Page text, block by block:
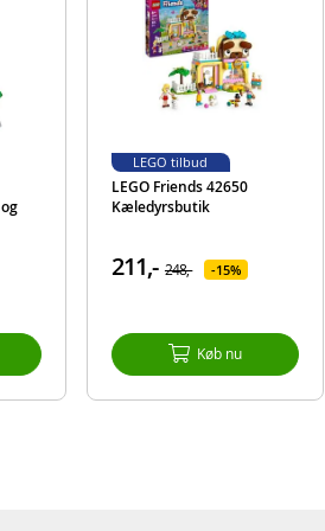
LEGO Friends 42650
Kæledyrsbutik
211,- 248,- 15%
Køb nu
LEGO tilbud